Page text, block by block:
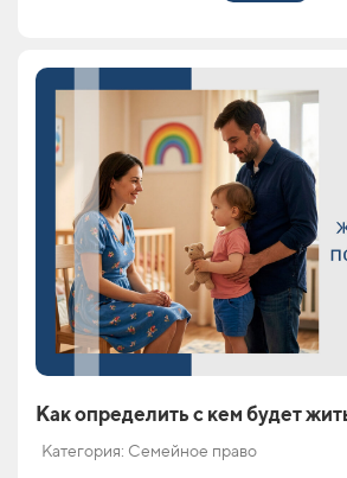
Как определить с кем будет
Категория: Семейное право